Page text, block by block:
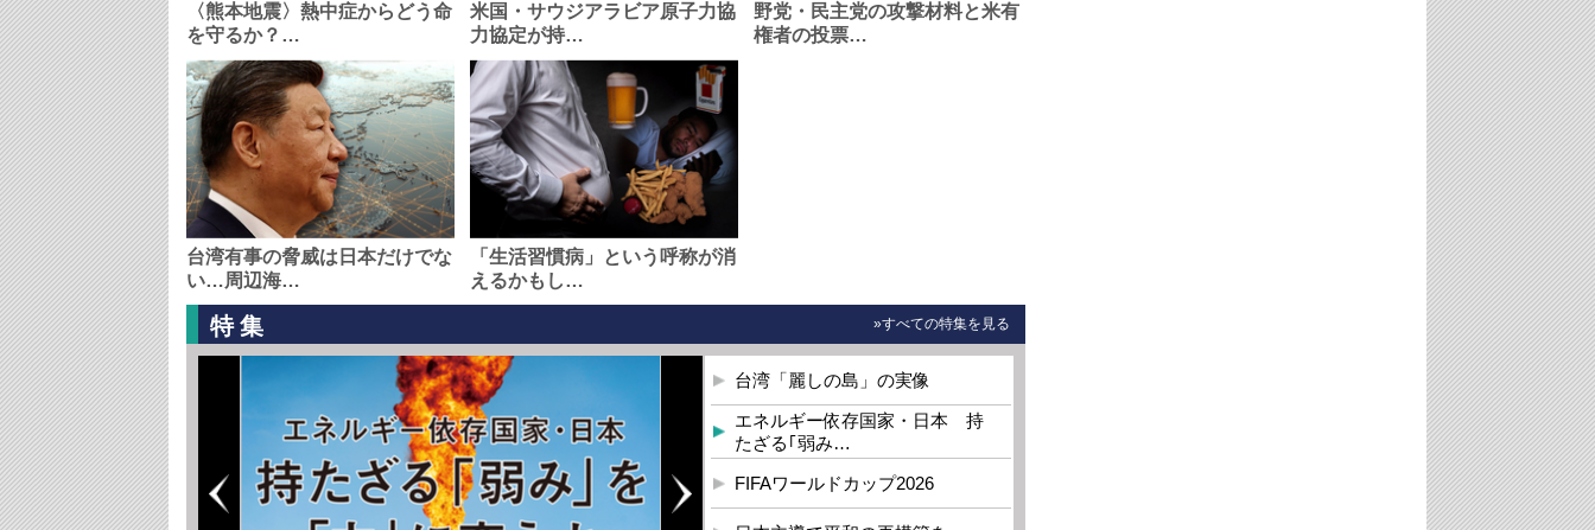
〈熊本地震〉熱中症からどう命
を守るか？…
米国・サウジアラビア原子力協
力協定が持…
野党・民主党の攻撃材料と米有
権者の投票…
台湾有事の脅威は日本だけでな
い…周辺海…
「生活習慣病」という呼称が消
えるかもし…
特集 »すべての特集を見る
台湾「麗しの島」の実像
エネルギー依存国家・日本 持
たざる｢弱み…
FIFAワールドカップ2026